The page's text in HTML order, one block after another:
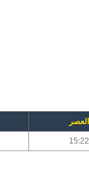
العصر
15:22